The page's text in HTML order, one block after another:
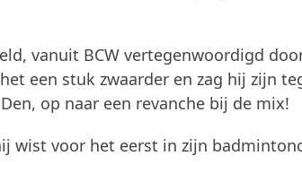
vanuit BCW vertegenwoordigd
een stuk zwaarder en zag hij zijn
op naar een revanche bij de mix!
wist voor het eerst in zijn